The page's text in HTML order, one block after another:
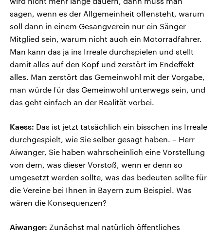
sagen, wenn es der Allgemeinheit offensteht, warum
soll dann in einem Gesangverein nur ein Sänger
Mitglied sein, warum nicht auch ein Motorradfahrer.
Man kann das ja ins Irreale durchspielen und stellt
damit alles auf den Kopf und zerstört im Endeffekt
alles. Man zerstört das Gemeinwohl mit der Vorgabe,
man würde für das Gemeinwohl unterwegs sein, und
das geht einfach an der Realität vorbei.
Kaess: Das ist jetzt tatsächlich ein bisschen ins Irreale
durchgespielt, wie Sie selber gesagt haben. – Herr
Aiwanger, Sie haben wahrscheinlich eine Vorstellung
von dem, was dieser Vorstoß, wenn er denn so
umgesetzt werden sollte, was das bedeuten sollte für
die Vereine bei Ihnen in Bayern zum Beispiel. Was
wären die Konsequenzen?
Aiwanger: Zunächst mal natürlich öffentliches